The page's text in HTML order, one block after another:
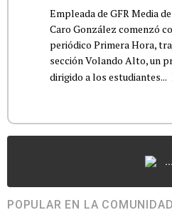
Empleada de GFR Media
Caro González comenzó
periódico Primera Hora,
sección Volando Alto, un
dirigido a los estudiantes...
...
POPULAR EN LA COMUNIDAD